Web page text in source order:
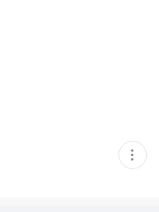
현
재